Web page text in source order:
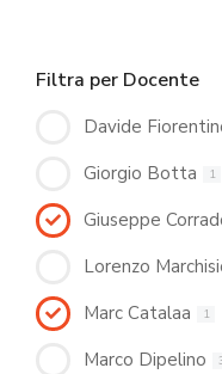
Filtra per Docente
Davide
Giorgio Botta 1
Giuseppe
Lorenzo
Marc Catalaa 1
Marco Dipelino